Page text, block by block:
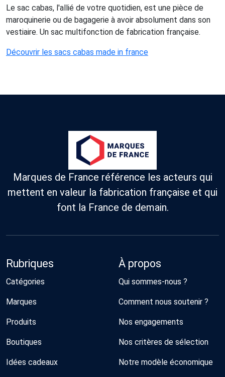
Le sac cabas, l'allié de votre quotidien, est une pièce de
maroquinerie ou de bagagerie à avoir absolument dans son
vestiaire. Un sac multifonction de fabrication française.
Découvrir les sacs cabas made in france
Marques de France référence les acteurs qui
mettent en valeur la fabrication française et qui
font la France de demain.
Rubriques
Catégories
Marques
Produits
Boutiques
Idées cadeaux
À propos
Qui sommes-nous ?
Comment nous soutenir ?
Nos engagements
Nos critères de sélection
Notre modèle économique